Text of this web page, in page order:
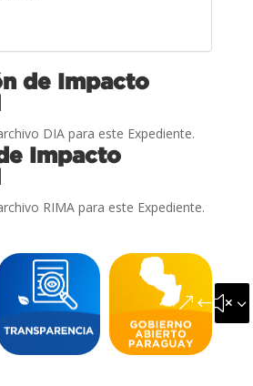
de Impacto
DIA para este Expediente.
Impacto
RIMA para este Expediente.